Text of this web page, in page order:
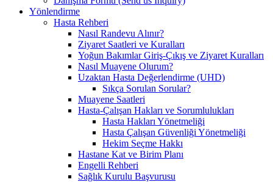
Yönlendirme
Hasta Rehberi
Nasıl Randevu Alınır?
Ziyaret Saatleri ve Kuralları
Yoğun Bakımlar Giriş-Çıkış ve Ziyaret Kuralları
Nasıl Muayene Olurum?
Uzaktan Hasta Değerlendirme (UHD)
Sıkça Sorulan Sorular?
Muayene Saatleri
Hasta-Çalışan Hakları ve Sorumlulukları
Hasta Hakları Yönetmeliği
Hasta Çalışan Güvenliği Yönetmeliği
Hekim Seçme Hakkı
Hastane Kat ve Birim Planı
Engelli Rehberi
Sağlık Kurulu Başvurusu